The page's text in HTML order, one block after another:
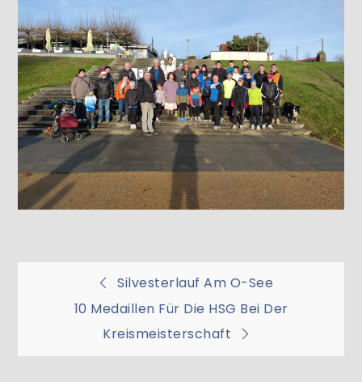
Beitragsnavigation
Silvesterlauf Am O-See
10 Medaillen Für Die HSG Bei Der
Kreismeisterschaft